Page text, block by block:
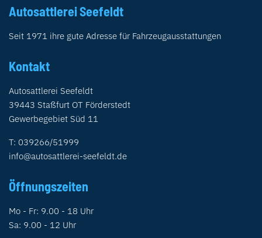
Autosattlerei Seefeldt
Seit 1971 ihre gute Adresse für Fahrzeugausstattungen
Kontakt
Autosattlerei Seefeldt
39443 Staßfurt OT Förderstedt
Gewerbegebiet Süd 11
T: 039266/51999
info@autosattlerei-seefeldt.de
Öffnungszeiten
Mo - Fr: 9.00 - 18 Uhr
Sa: 9.00 - 12 Uhr